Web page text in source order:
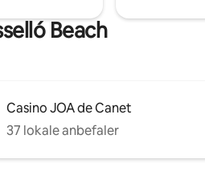
Beach
Casino JOA de Canet
37 lokale anbefaler